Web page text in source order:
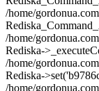
/home/
/home/
Rediska-
/home/
Rediska-
/home/